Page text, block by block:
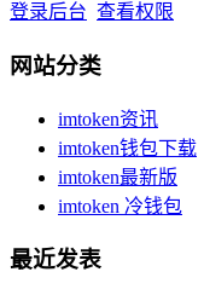
登录后台 查看权限
网站分类
imtoken资讯
imtoken钱包下载
imtoken最新版
imtoken 冷钱包
最近发表